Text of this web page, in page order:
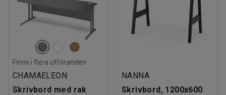
Finns i flera utföranden
CHAMAELEON
Skrivbord med rak
NANNA
Skrivbord, 1200x600